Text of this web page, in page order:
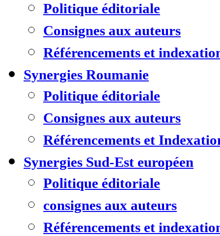
Politique éditoriale
Consignes aux auteurs
Référencements et
Synergies Roumanie
Politique éditoriale
Consignes aux auteurs
Référencements et
Synergies Sud-Est européen
Politique éditoriale
consignes aux auteurs
Référencements et